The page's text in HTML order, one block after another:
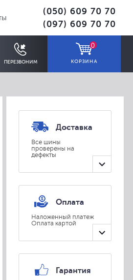
(050) 609 70 70
(097) 609 70 70
ПЕРЕЗВОНИМ
0
КОРЗИНА
Доставка
Все шины
проверены на
дефекты
Оплата
Наложенный платеж
Оплата картой
Гарантия